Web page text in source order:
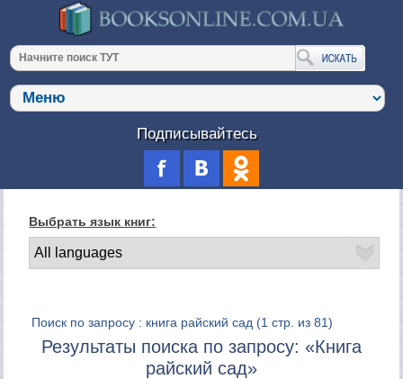
Подписывайтесь
Выбрать язык книг:
Поиск по запросу : книга райский сад (1 стр. из 81)
Результаты поиска по запросу: «Книга
райский сад»